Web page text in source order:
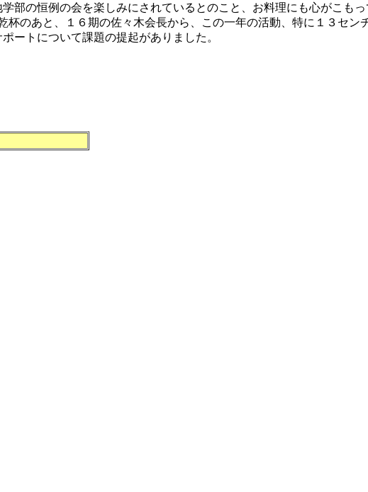
部の恒例の会を楽しみにされているとのこと、お料理にも心がこも
のあと、１６期の佐々木会長から、この一年の活動、特に１３セン
ートについて課題の提起がありました。